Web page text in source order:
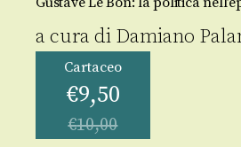
a cura di Damiano
Cartaceo
€9,50
€10,00